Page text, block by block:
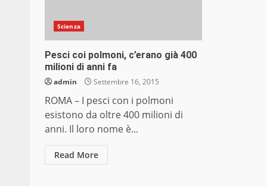
Scienza
Pesci coi polmoni, c’erano già 400
milioni di anni fa
admin Settembre 16, 2015
ROMA – I pesci con i polmoni
esistono da oltre 400 milioni di
anni. Il loro nome è...
Read More